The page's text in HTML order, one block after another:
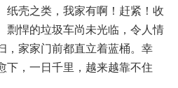
壳之类，我家有啊！赶紧！收
剽悍的垃圾车尚未光临，令人情
，家家门前都直立着蓝桶。幸
下，一日千里，越来越靠不住